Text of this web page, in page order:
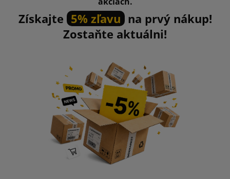
Získajte 5% zľavu na prvý nákup!
Zostaňte aktuálni!